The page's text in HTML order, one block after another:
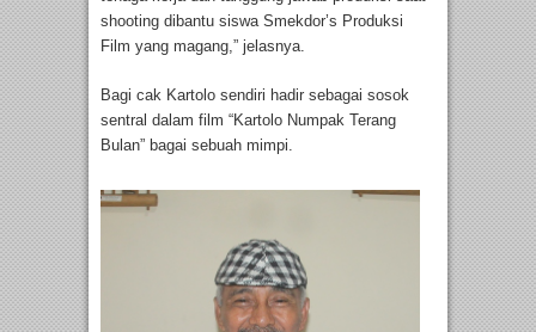
shooting dibantu siswa Smekdor’s Produksi
Film yang magang,” jelasnya.
Bagi cak Kartolo sendiri hadir sebagai sosok
sentral dalam film “Kartolo Numpak Terang
Bulan” bagai sebuah mimpi.